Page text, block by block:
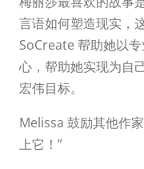
言语如何塑造现实，
SoCreate 帮助她以
心，帮助她实现为自
宏伟目标。
Melissa 鼓励其他作
上它！”